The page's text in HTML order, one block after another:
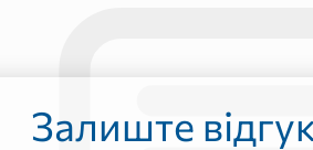
Залиште